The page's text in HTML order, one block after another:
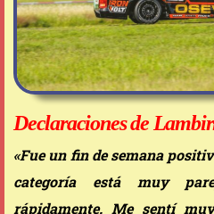
Declaraciones de
«Fue un fin de semana
categoría está muy
rápidamente. Me sentí